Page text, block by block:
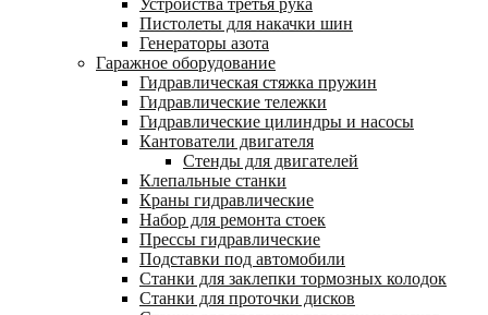
Устройства третья рука
Пистолеты для накачки шин
Генераторы азота
Гаражное оборудование
Гидравлическая стяжка пружин
Гидравлические тележки
Гидравлические цилиндры и насосы
Кантователи двигателя
Стенды для двигателей
Клепальные станки
Краны гидравлические
Набор для ремонта стоек
Прессы гидравлические
Подставки под автомобили
Станки для заклепки тормозных колодок
Станки для проточки дисков